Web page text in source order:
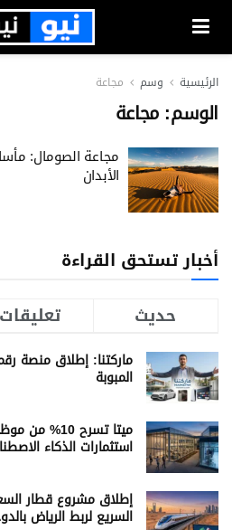
الرئيسية وسم مجاعة
الوسم:مجاعة
مجاعة الصومال:
الأبدان
أخبار تستحق القراءة
تعليقات حديث
ماركتنا: إطلاق منصة
المبوبة
ميتا تسرح
استثمارات الذكاء
إطلاق مشروع قطار
السريع لربط الرياض